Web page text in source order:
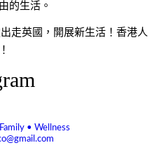
的生活。
走英國，開展新生活！香港人
• Wellness